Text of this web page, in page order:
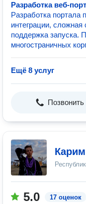
Разработка веб-
Разработка портала
интеграции, сложная
поддержка запуска.
многостраничных
Ещё 8 услуг
Позвонить
5.0 17 оценок